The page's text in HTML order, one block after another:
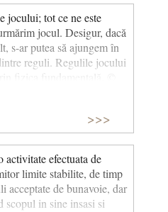
jocului; tot ce ne este
jocul. Desigur, dacă
s-ar putea să ajungem în
reguli. Regulile jocului
>>>
activitate efectuata de
limite stabilite, de timp
acceptate de bunavoie, dar
scopul in sine insasi si